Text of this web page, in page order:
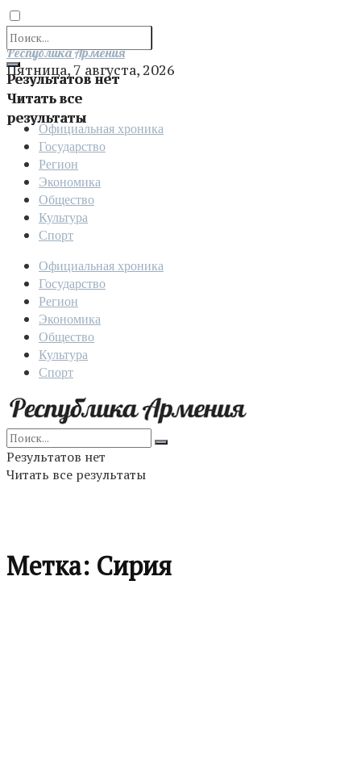
Результатов нет
Читать все
результаты
Отправить
Республика Армения
Пятница, 7 августа, 2026
Официальная хроника
Государство
Регион
Экономика
Общество
Культура
Спорт
Официальная хроника
Государство
Регион
Экономика
Общество
Культура
Спорт
Результатов нет
Читать все результаты
Метка: Сирия